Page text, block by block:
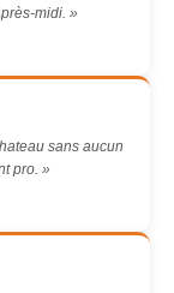
midi. »
sans aucun
pro. »